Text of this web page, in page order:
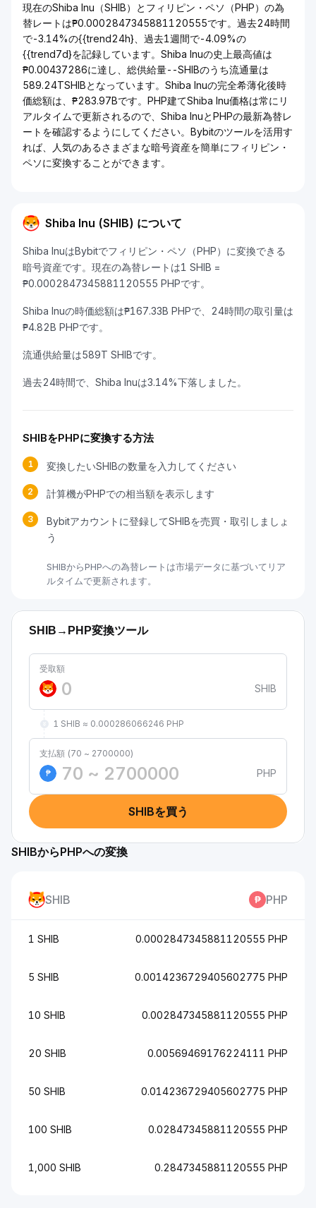
現在のShiba Inu（SHIB）とフィリピン・ペソ（PHP）の為
替レートは₱0.0002847345881120555です。過去24時間
で-3.14%の{{trend24h}、過去1週間で-4.09%の
{{trend7d}を記録しています。Shiba Inuの史上最高値は
₱0.00437286に達し、総供給量--SHIBのうち流通量は
589.24TSHIBとなっています。Shiba Inuの完全希薄化後時
価総額は、₱283.97Bです。PHP建てShiba Inu価格は常にリ
アルタイムで更新されるので、Shiba InuとPHPの最新為替レ
ートを確認するようにしてください。Bybitのツールを活用す
れば、人気のあるさまざまな暗号資産を簡単にフィリピン・
ペソに変換することができます。
Shiba Inu (SHIB) について
Shiba InuはBybitでフィリピン・ペソ（PHP）に変換できる
暗号資産です。現在の為替レートは1 SHIB =
₱0.0002847345881120555 PHPです。
Shiba Inuの時価総額は₱167.33B PHPで、24時間の取引量は
₱4.82B PHPです。
流通供給量は589T SHIBです。
過去24時間で、Shiba Inuは3.14%下落しました。
SHIBをPHPに変換する方法
1 変換したいSHIBの数量を入力してください
2 計算機がPHPでの相当額を表示します
3
Bybitアカウントに登録してSHIBを売買・取引しましょ
う
SHIBからPHPへの為替レートは市場データに基づいてリア
ルタイムで更新されます。
SHIB→PHP変換ツール
受取額
SHIB
1 SHIB ≈ 0.000286066246 PHP
支払額 (70 ~ 2700000)
₱
PHP
SHIBを買う
SHIBからPHPへの変換
SHIB PHP
1 SHIB 0.0002847345881120555 PHP
5 SHIB 0.0014236729405602775 PHP
10 SHIB 0.002847345881120555 PHP
20 SHIB 0.00569469176224111 PHP
50 SHIB 0.014236729405602775 PHP
100 SHIB 0.02847345881120555 PHP
1,000 SHIB 0.2847345881120555 PHP